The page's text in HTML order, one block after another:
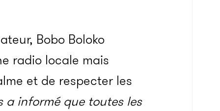
Bobo Boloko
radio locale mais
et de respecter les
a informé que toutes les